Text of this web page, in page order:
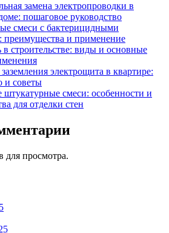
замена электропроводки в
пошаговое руководство
смеси с бактерицидными
преимущества и применение
в строительстве: виды и основные
электрощита в квартире:
и советы
штукатурные смеси: особенности и
для отделки стен
для просмотра.